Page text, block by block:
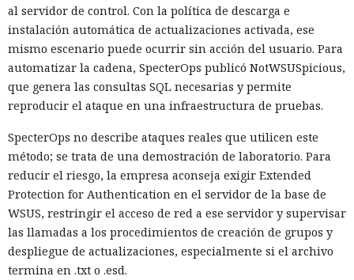
al servidor de control. Con la política de descarga e
instalación automática de actualizaciones activada, ese
mismo escenario puede ocurrir sin acción del usuario. Para
automatizar la cadena, SpecterOps publicó NotWSUSpicious,
que genera las consultas SQL necesarias y permite
reproducir el ataque en una infraestructura de pruebas.
SpecterOps no describe ataques reales que utilicen este
método; se trata de una demostración de laboratorio. Para
reducir el riesgo, la empresa aconseja exigir Extended
Protection for Authentication en el servidor de la base de
WSUS, restringir el acceso de red a ese servidor y supervisar
las llamadas a los procedimientos de creación de grupos y
despliegue de actualizaciones, especialmente si el archivo
termina en .txt o .esd.